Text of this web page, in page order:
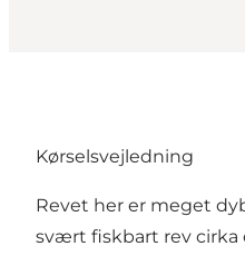
Kørselsvejledning
Revet her er meget
svært fiskbart rev cirka